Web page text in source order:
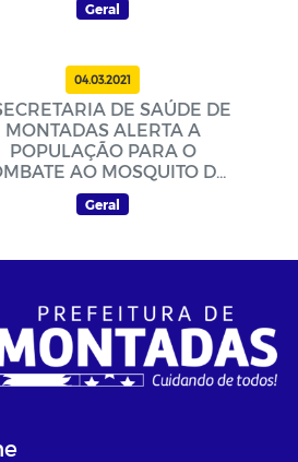
Geral
04.03.2021
DE SAÚDE DE
MONTADAS ALERTA A
POPULAÇÃO PARA O
AO MOSQUITO DA
DENGUE
Geral